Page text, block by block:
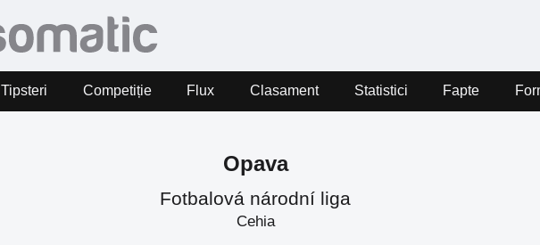
Tipsteri Competiție Flux Clasament Statistici Fapte
Opava
Fotbalová národní liga
Cehia